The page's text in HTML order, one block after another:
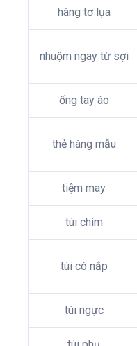
hàng tơ lụa
nhuộm ngay từ sợi
ống tay áo
thẻ hàng mẫu
tiệm may
túi chìm
túi có nắp
túi ngực